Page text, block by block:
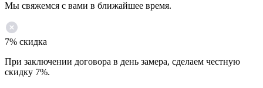
Мы свяжемся с вами в ближайшее время.
7% скидка
При заключении договора в день замера, сделаем честную
скидку 7%.